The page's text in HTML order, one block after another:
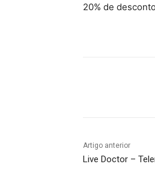
20% de
Artigo anterior
Live Doctor –